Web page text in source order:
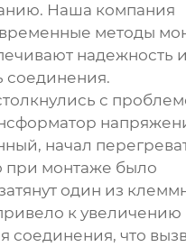
Наша компания
методы
надежность и
соединения.
с
начал
при монтаже было
один из
к увеличению
соединения, что